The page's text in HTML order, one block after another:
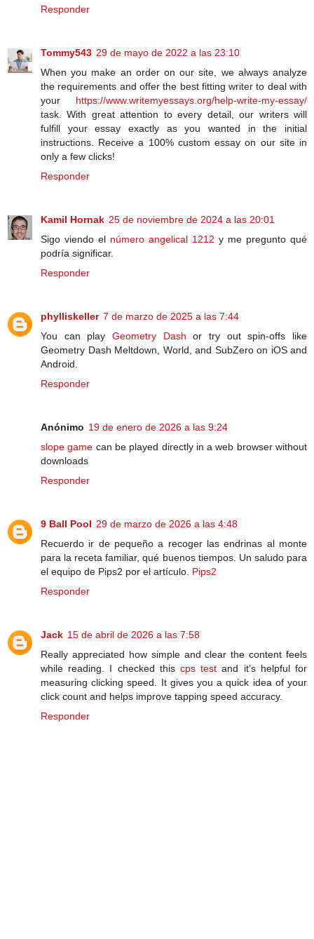
Responder
Tommy543 29 de mayo de 2022 a las 23:10
When you make an order on our site, we always analyze
the requirements and offer the best fitting writer to deal with
your https://www.writemyessays.org/help-write-my-essay/
task. With great attention to every detail, our writers will
fulfill your essay exactly as you wanted in the initial
instructions. Receive a 100% custom essay on our site in
only a few clicks!
Responder
Kamil Hornak 25 de noviembre de 2024 a las 20:01
Sigo viendo el número angelical 1212 y me pregunto qué
podría significar.
Responder
phylliskeller 7 de marzo de 2025 a las 7:44
You can play Geometry Dash or try out spin-offs like
Geometry Dash Meltdown, World, and SubZero on iOS and
Android.
Responder
Anónimo 19 de enero de 2026 a las 9:24
slope game can be played directly in a web browser without
downloads
Responder
9 Ball Pool 29 de marzo de 2026 a las 4:48
Recuerdo ir de pequeño a recoger las endrinas al monte
para la receta familiar, qué buenos tiempos. Un saludo para
el equipo de Pips2 por el artículo. Pips2
Responder
Jack 15 de abril de 2026 a las 7:58
Really appreciated how simple and clear the content feels
while reading. I checked this cps testand it’s helpful for
measuring clicking speed. It gives you a quick idea of your
click count and helps improve tapping speed accuracy.
Responder